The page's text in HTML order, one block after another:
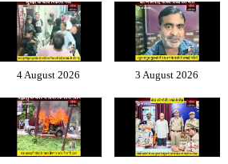
4 August 2026 3 August 2026